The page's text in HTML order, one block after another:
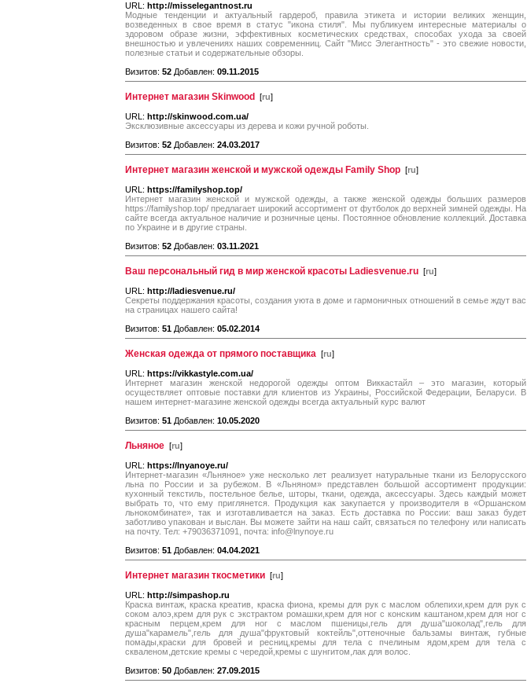
URL: http://misselegantnost.ru
Модные тенденции и актуальный гардероб, правила этикета и истории великих женщин,
возведенных в свое время в статус "икона стиля". Мы публикуем интересные материалы о
здоровом образе жизни, эффективных косметических средствах, способах ухода за своей
внешностью и увлечениях наших современниц. Сайт "Мисс Элегантность" - это свежие новости,
полезные статьи и содержательные обзоры.
Визитов: 52 Добавлен: 09.11.2015
Интернет магазин Skinwood [ru]
URL: http://skinwood.com.ua/
Эксклюзивные аксессуары из дерева и кожи ручной роботы.
Визитов: 52 Добавлен: 24.03.2017
Интернет магазин женской и мужской одежды Family Shop [ru]
URL: https://familyshop.top/
Интернет магазин женской и мужской одежды, а также женской одежды больших размеров
https://familyshop.top/ предлагает широкий ассортимент от футболок до верхней зимней одежды. На
сайте всегда актуальное наличие и розничные цены. Постоянное обновление коллекций. Доставка
по Украине и в другие страны.
Визитов: 52 Добавлен: 03.11.2021
Ваш персональный гид в мир женской красоты Ladiesvenue.ru [ru]
URL: http://ladiesvenue.ru/
Секреты поддержания красоты, создания уюта в доме и гармоничных отношений в семье ждут вас
на страницах нашего сайта!
Визитов: 51 Добавлен: 05.02.2014
Женская одежда от прямого поставщика [ru]
URL: https://vikkastyle.com.ua/
Интернет магазин женской недорогой одежды оптом Виккастайл – это магазин, который
осуществляет оптовые поставки для клиентов из Украины, Российской Федерации, Беларуси. В
нашем интернет-магазине женской одежды всегда актуальный курс валют
Визитов: 51 Добавлен: 10.05.2020
Льняное [ru]
URL: https://lnyanoye.ru/
Интернет-магазин «Льняное» уже несколько лет реализует натуральные ткани из Белорусского
льна по России и за рубежом. В «Льняном» представлен большой ассортимент продукции:
кухонный текстиль, постельное белье, шторы, ткани, одежда, аксессуары. Здесь каждый может
выбрать то, что ему приглянется. Продукция как закупается у производителя в «Оршанском
льнокомбинате», так и изготавливается на заказ. Есть доставка по России: ваш заказ будет
заботливо упакован и выслан. Вы можете зайти на наш сайт, связаться по телефону или написать
на почту. Тел: +79036371091, почта: info@lnynoye.ru
Визитов: 51 Добавлен: 04.04.2021
Интернет магазин ткосметики [ru]
URL: http://simpashop.ru
Краска винтаж, краска креатив, краска фиона, кремы для рук с маслом облепихи,крем для рук с
соком алоэ,крем для рук с экстрактом ромашки,крем для ног с конским каштаном,крем для ног с
красным перцем,крем для ног с маслом пшеницы,гель для душа"шоколад",гель для
душа"карамель",гель для душа"фруктовый коктейль",оттеночные бальзамы винтаж, губные
помады,краски для бровей и ресниц,кремы для тела с пчелиным ядом,крем для тела с
скваленом,детские кремы с чередой,кремы с шунгитом,лак для волос.
Визитов: 50 Добавлен: 27.09.2015